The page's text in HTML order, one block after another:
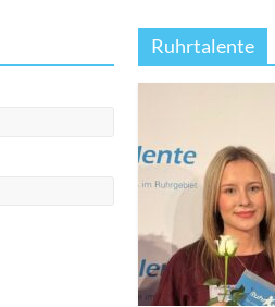
Ruhrtalente